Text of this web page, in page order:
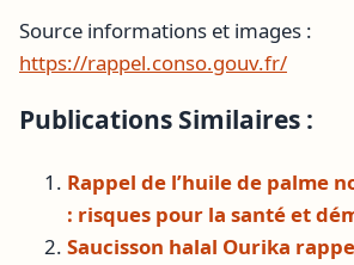
Source informations et images :
https://rappel.conso.gouv.fr/
Publications Similaires :
Rappel de l’huile de palme
: risques pour la santé et
Saucisson halal Ourika